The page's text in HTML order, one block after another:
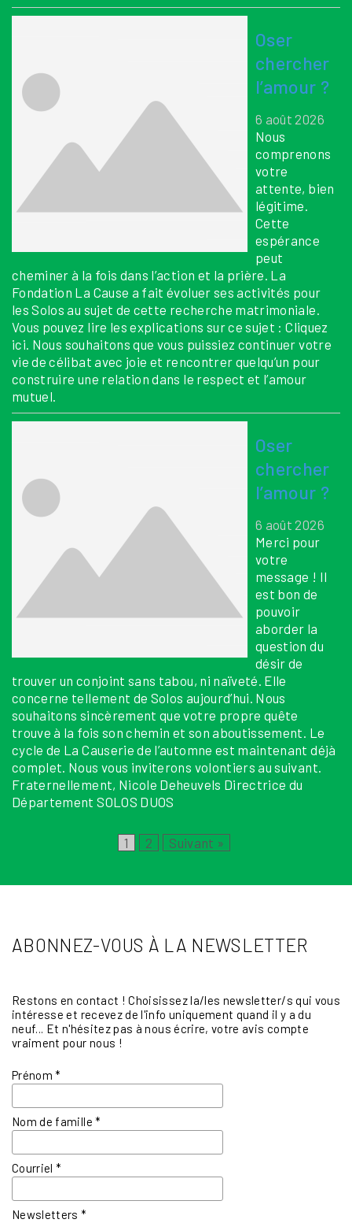
Oser
chercher
l’amour ?
6 août 2026
Nous
comprenons
votre
attente, bien
légitime.
Cette
espérance
peut
cheminer à la fois dans l’action et la prière. La
Fondation La Cause a fait évoluer ses activités pour
les Solos au sujet de cette recherche matrimoniale.
Vous pouvez lire les explications sur ce sujet : Cliquez
ici. Nous souhaitons que vous puissiez continuer votre
vie de célibat avec joie et rencontrer quelqu’un pour
construire une relation dans le respect et l’amour
mutuel.
Oser
chercher
l’amour ?
6 août 2026
Merci pour
votre
message ! Il
est bon de
pouvoir
aborder la
question du
désir de
trouver un conjoint sans tabou, ni naïveté. Elle
concerne tellement de Solos aujourd’hui. Nous
souhaitons sincèrement que votre propre quête
trouve à la fois son chemin et son aboutissement. Le
cycle de La Causerie de l’automne est maintenant déjà
complet. Nous vous inviterons volontiers au suivant.
Fraternellement, Nicole Deheuvels Directrice du
Département SOLOS DUOS
Page
1 Page
2 Suivant »
ABONNEZ-VOUS À LA NEWSLETTER
Restons en contact ! Choisissez la/les newsletter/s qui vous
intéresse et recevez de l'info uniquement quand il y a du
neuf... Et n'hésitez pas à nous écrire, votre avis compte
vraiment pour nous !
Prénom*
Nom de famille*
Courriel*
Newsletters*